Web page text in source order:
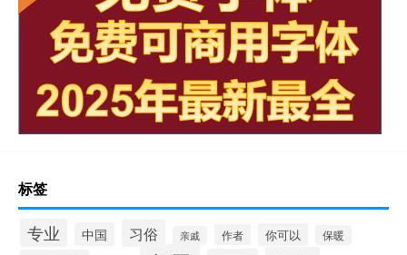
标签
专业 中国 习俗 亲戚 作者 你可以 保暖